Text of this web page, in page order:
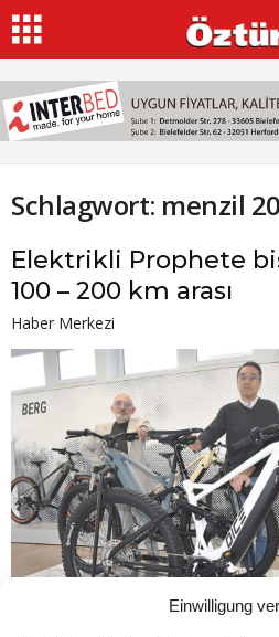
Einwilligung
Schlagwort: menzil
Elektrikli Prophete
100 – 200 km arası
Haber Merkezi